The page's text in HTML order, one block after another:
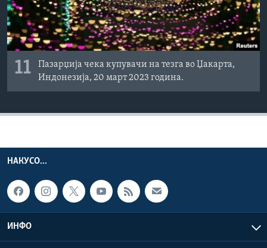
11
Пазарџија чека купувачи на тезга во Џакарта,
Индонезија, 20 март 2023 година.
НАКУСО...
ИНФО